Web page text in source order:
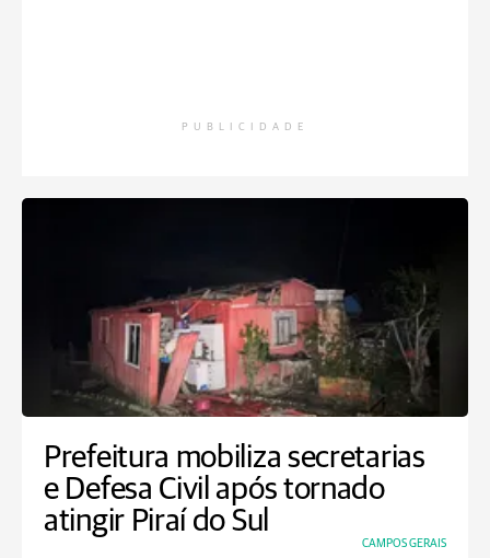
PUBLICIDADE
Prefeitura mobiliza secretarias
e Defesa Civil após tornado
atingir Piraí do Sul
CAMPOS GERAIS